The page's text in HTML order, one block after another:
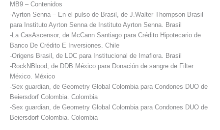
MB9 – Contenidos
-Ayrton Senna – En el pulso de Brasil, de J.Walter Thompson Brasil
para Instituto Ayrton Senna de Instituto Ayrton Senna. Brasil
-La CasAscensor, de McCann Santiago para Crédito Hipotecario de
Banco De Crédito E Inversiones. Chile
-Origens Brasil, de LDC para Institucional de Imaflora. Brasil
-RockNBlood, de DDB México para Donación de sangre de Filter
México. México
-Sex guardian, de Geometry Global Colombia para Condones DUO de
Beiersdorf Colombia. Colombia
-Sex guardian, de Geometry Global Colombia para Condones DUO de
Beiersdorf Colombia. Colombia